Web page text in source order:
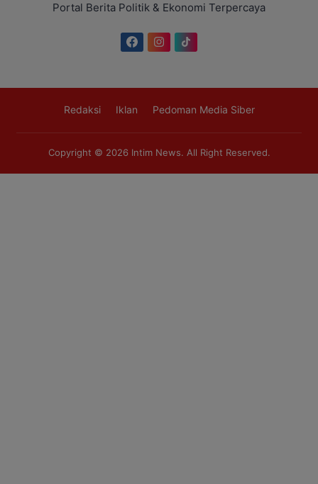
Portal Berita Politik & Ekonomi Terpercaya
Redaksi Iklan Pedoman Media Siber
Copyright © 2026 Intim News. All Right Reserved.